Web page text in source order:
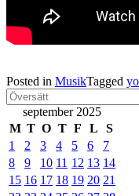
Posted in MusikTagged
september 2025
M T O T F L
S
1
2 3 4 5 6
7
8
9 10 11 12 13 14
15 16 17 18 19 20 21